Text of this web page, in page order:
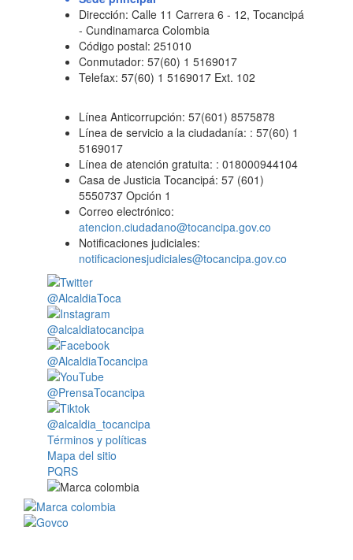
Dirección: Calle 11 Carrera 6 - 12, Tocancipá
- Cundinamarca Colombia
Código postal: 251010
Conmutador: 57(60) 1 5169017
Telefax: 57(60) 1 5169017 Ext. 102
Línea Anticorrupción: 57(601) 8575878
Línea de servicio a la ciudadanía: : 57(60) 1
5169017
Línea de atención gratuita: : 018000944104
Casa de Justicia Tocancipá: 57 (601)
5550737 Opción 1
Correo electrónico:
atencion.ciudadano@tocancipa.gov.co
Notificaciones judiciales:
notificacionesjudiciales@tocancipa.gov.co
@AlcaldiaToca
@alcaldiatocancipa
@AlcaldiaTocancipa
@PrensaTocancipa
@alcaldia_tocancipa
Términos y políticas
Mapa del sitio
PQRS